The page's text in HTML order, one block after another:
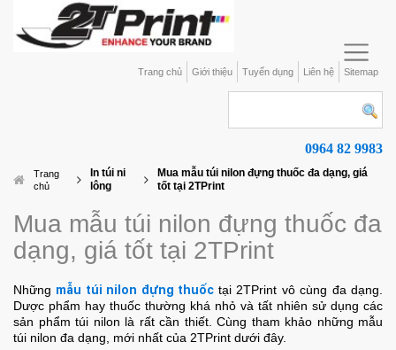
Trang chủ Giới thiệu Tuyển dụng Liên hệ Sitemap
0964 82 9983
Trang
chủ
In túi ni
lông
Mua mẫu túi nilon đựng thuốc đa dạng, giá
tốt tại 2TPrint
Mua mẫu túi nilon đựng thuốc đa
dạng, giá tốt tại 2TPrint
Những mẫu túi nilon đựng thuốc tại 2TPrint vô cùng đa dạng.
Dược phẩm hay thuốc thường khá nhỏ và tất nhiên sử dụng các
sản phẩm túi nilon là rất cần thiết. Cùng tham khảo những mẫu
túi nilon đa dạng, mới nhất của 2TPrint dưới đây.